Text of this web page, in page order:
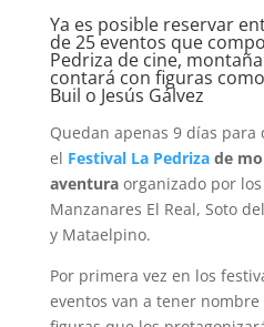
Ya es posible reservar
de 25 eventos que
Pedriza de cine,
contará con figuras
Buil o Jesús Gálvez
Quedan apenas 9 días para
el Festival La Pedrizade
aventuraorganizado por
Manzanares El Real, Soto
y Mataelpino.
Por primera vez en los
eventos van a tener